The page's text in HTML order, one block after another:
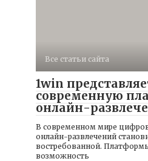
Все статьи сайта
1win
современную
онлайн-
В современном мире
онлайн-развлечений
востребованной.
возможность